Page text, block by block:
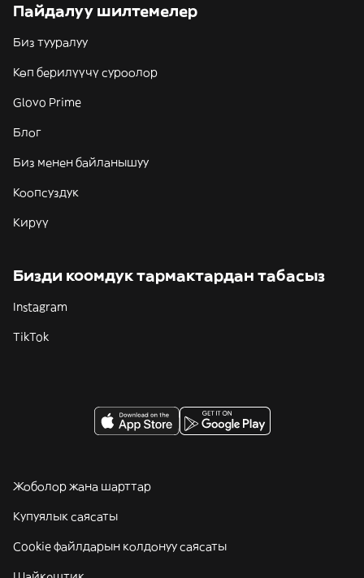
Пайдалуу шилтемелер
Биз тууралуу
Көп берилүүчү суроолор
Glovo Prime
Блог
Биз менен байланышуу
Коопсуздук
Кирүү
Бизди коомдук тармактардан табасыз
Instagram
TikTok
Жоболор жана шарттар
Купуялык саясаты
Cookie файлдарын колдонуу саясаты